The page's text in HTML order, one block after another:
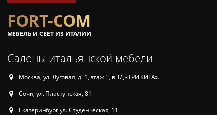
FORT-COM
МЕБЕЛЬ И СВЕТ ИЗ ИТАЛИИ
Салоны итальянской мебели
Москва, ул. Луговая, д. 1, этаж 3, в ТД «ТРИ КИТА».
Сочи, ул. Пластунская, 81
Екатеринбург ул. Студенческая, 11